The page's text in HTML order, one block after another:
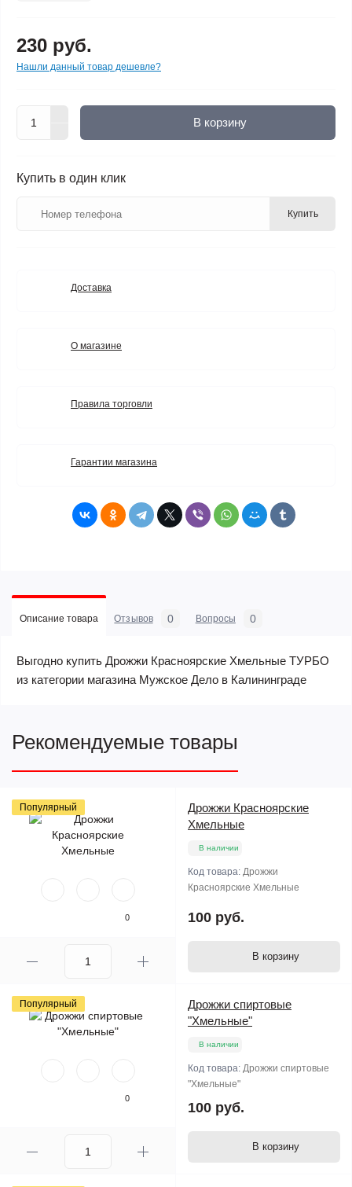
230 руб.
Нашли данный товар дешевле?
В корзину
Купить в один клик
Купить
Доставка
О магазине
Правила торговли
Гарантии магазина
Описание товара Отзывов 0 Вопросы 0
Выгодно купить Дрожжи Красноярские Хмельные ТУРБО
из категории магазина Мужское Дело в Калининграде
Рекомендуемые товары
Популярный
0
Дрожжи Красноярские
Хмельные
В наличии
Код товара: Дрожжи
Красноярские Хмельные
100 руб.
В корзину
Популярный
0
Дрожжи спиртовые
"Хмельные"
В наличии
Код товара: Дрожжи спиртовые
"Хмельные"
100 руб.
В корзину